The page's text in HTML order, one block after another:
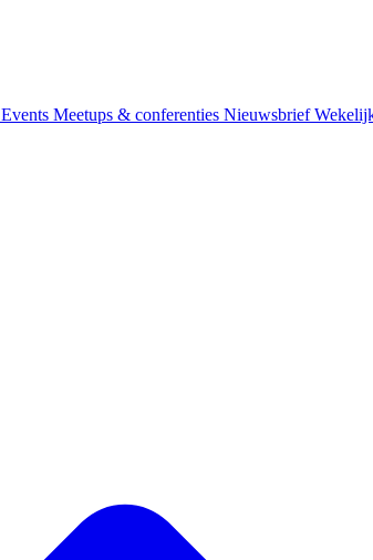
Events Meetups & conferenties Nieuwsbrief